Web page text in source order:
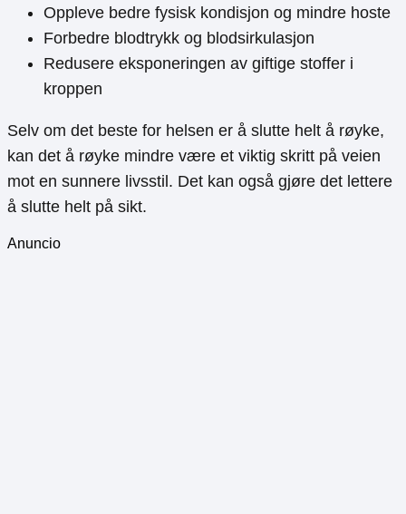
Oppleve bedre fysisk kondisjon og mindre hoste
Forbedre blodtrykk og blodsirkulasjon
Redusere eksponeringen av giftige stoffer i
kroppen
Selv om det beste for helsen er å slutte helt å røyke,
kan det å røyke mindre være et viktig skritt på veien
mot en sunnere livsstil. Det kan også gjøre det lettere
å slutte helt på sikt.
Anuncio